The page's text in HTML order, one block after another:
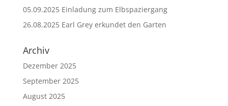
05.09.2025 Einladung zum Elbspaziergang
26.08.2025 Earl Grey erkundet den Garten
Archiv
Dezember 2025
September 2025
August 2025